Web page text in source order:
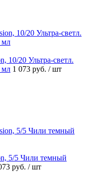
10/20 Ультра-светл.
мл 1 073 руб. / шт
5/5 Чили темный
руб. / шт